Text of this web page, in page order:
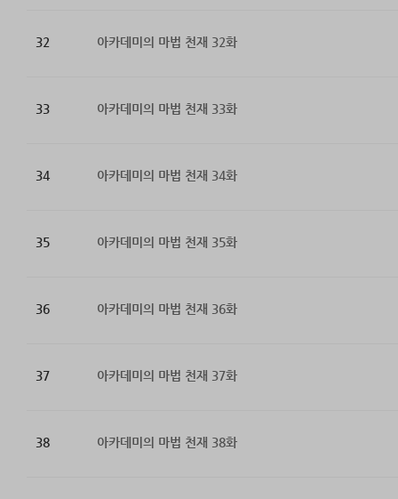
32 아카데미의 마법 천재 32화
33 아카데미의 마법 천재 33화
34 아카데미의 마법 천재 34화
35 아카데미의 마법 천재 35화
36 아카데미의 마법 천재 36화
37 아카데미의 마법 천재 37화
38 아카데미의 마법 천재 38화